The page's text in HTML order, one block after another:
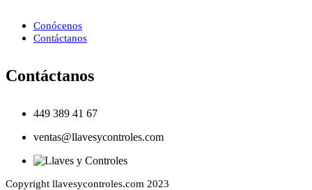
Conócenos
Contáctanos
Contáctanos
449 389 41 67
ventas@llavesycontroles.com
Copyright llavesycontroles.com 2023